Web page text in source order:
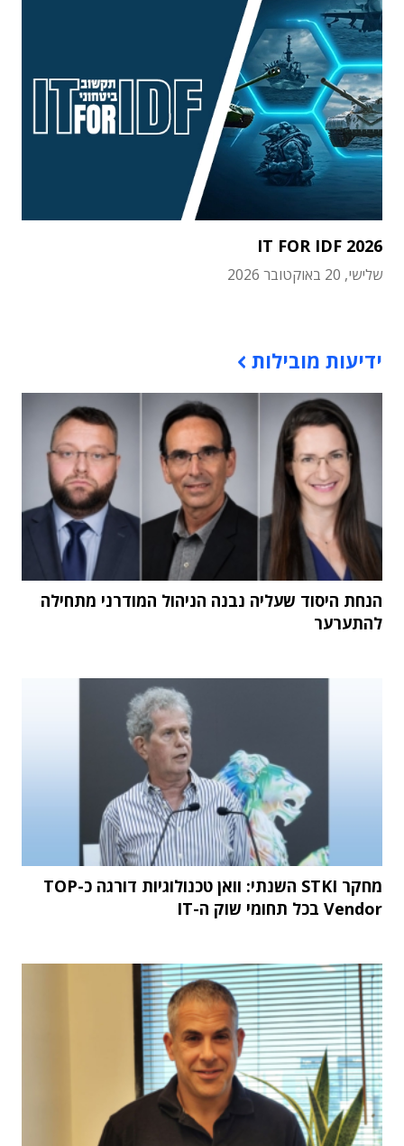
IT FOR IDF 2026
שלישי, 20 באוקטובר 2026
ידיעות מובילות
הנחת היסוד שעליה נבנה הניהול המודרני מתחילה
להתערער
מחקר STKI השנתי: וואן טכנולוגיות דורגה כ-TOP
Vendor בכל תחומי שוק ה-IT